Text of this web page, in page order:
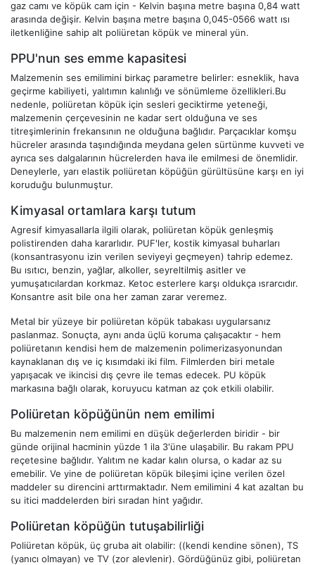
gaz camı ve köpük cam için - Kelvin başına metre başına 0,84 watt
arasında değişir. Kelvin başına metre başına 0,045-0566 watt ısı
iletkenliğine sahip alt poliüretan köpük ve mineral yün.
PPU'nun ses emme kapasitesi
Malzemenin ses emilimini birkaç parametre belirler: esneklik, hava
geçirme kabiliyeti, yalıtımın kalınlığı ve sönümleme özellikleri.Bu
nedenle, poliüretan köpük için sesleri geciktirme yeteneği,
malzemenin çerçevesinin ne kadar sert olduğuna ve ses
titreşimlerinin frekansının ne olduğuna bağlıdır. Parçacıklar komşu
hücreler arasında taşındığında meydana gelen sürtünme kuvveti ve
ayrıca ses dalgalarının hücrelerden hava ile emilmesi de önemlidir.
Deneylerle, yarı elastik poliüretan köpüğün gürültüsüne karşı en iyi
koruduğu bulunmuştur.
Kimyasal ortamlara karşı tutum
Agresif kimyasallarla ilgili olarak, poliüretan köpük genleşmiş
polistirenden daha kararlıdır. PUF'ler, kostik kimyasal buharları
(konsantrasyonu izin verilen seviyeyi geçmeyen) tahrip edemez.
Bu ısıtıcı, benzin, yağlar, alkoller, seyreltilmiş asitler ve
yumuşatıcılardan korkmaz. Ketoc esterlere karşı oldukça ısrarcıdır.
Konsantre asit bile ona her zaman zarar veremez.
Metal bir yüzeye bir poliüretan köpük tabakası uygularsanız
paslanmaz. Sonuçta, aynı anda üçlü koruma çalışacaktır - hem
poliüretanın kendisi hem de malzemenin polimerizasyonundan
kaynaklanan dış ve iç kısımdaki iki film. Filmlerden biri metale
yapışacak ve ikincisi dış çevre ile temas edecek. PU köpük
markasına bağlı olarak, koruyucu katman az çok etkili olabilir.
Poliüretan köpüğünün nem emilimi
Bu malzemenin nem emilimi en düşük değerlerden biridir - bir
günde orijinal hacminin yüzde 1 ila 3'üne ulaşabilir. Bu rakam PPU
reçetesine bağlıdır. Yalıtım ne kadar kalın olursa, o kadar az su
emebilir. Ve yine de poliüretan köpük bileşimi içine verilen özel
maddeler su direncini arttırmaktadır. Nem emilimini 4 kat azaltan bu
su itici maddelerden biri sıradan hint yağıdır.
Poliüretan köpüğün tutuşabilirliği
Poliüretan köpük, üç gruba ait olabilir: ((kendi kendine sönen), TS
(yanıcı olmayan) ve TV (zor alevlenir). Gördüğünüz gibi, poliüretan